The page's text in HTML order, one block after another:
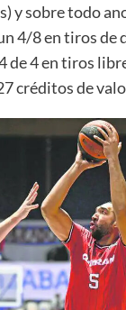
y sobre todo
4/8 en tiros de
de 4 en tiros
créditos de